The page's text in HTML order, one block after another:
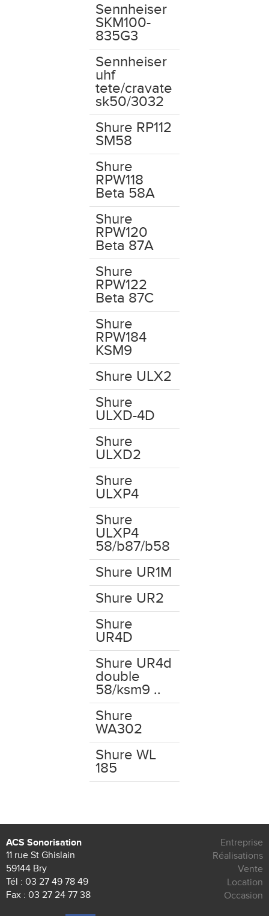
Sennheiser
SKM100-
835G3
Sennheiser
uhf
tete/cravate
sk50/3032
Shure RP112
SM58
Shure
RPW118
Beta 58A
Shure
RPW120
Beta 87A
Shure
RPW122
Beta 87C
Shure
RPW184
KSM9
Shure ULX2
Shure
ULXD-4D
Shure
ULXD2
Shure
ULXP4
Shure
ULXP4
58/b87/b58
Shure UR1M
Shure UR2
Shure
UR4D
Shure UR4d
double
58/ksm9 ..
Shure
WA302
Shure WL
185
ACS Sonorisation
11 rue St Ghislain
59144 Bry
Tél : 03 27 49 78 49
Fax : 03 27 24 77 38
Entreprise
Réalisations
Vente
Location
Occasion